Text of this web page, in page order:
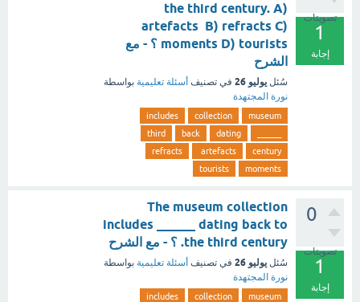
تصويتات
1
إجابة
the third century. A)
artefacts B) refracts C)
moments D) tourists ؟ - مع
الشرح
سُئل يوليو 26 في تصنيف أسئلة تعليمية بواسطة
نورة المجتهدة
museum
collection
includes
dating
back
third
century
artefacts
refracts
moments
tourists
0
تصويتات
1
إجابة
The museum collection
includes ______ dating back to
the third century. ؟ - مع الشرح
سُئل يوليو 26 في تصنيف أسئلة تعليمية بواسطة
نورة المجتهدة
museum
collection
includes